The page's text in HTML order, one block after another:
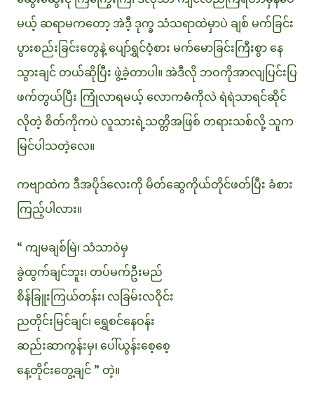
မယ့် ဆရာမကတော့ အဲဒီ့ ဒုက္ခ သံသရာထဲမှာပဲ ချစ် မက်ခြင်း
ပွားစည်းခြင်းတွေနဲ့ ပျော်ရွှင်ဝံ့စား မက်မောခြင်းကြီးစွာ နေ
သွားချင် တယ်ဆိုပြီး ဖွဲ့ခဲ့တာပါ။ အဲဒီလို ဘဝကိုအာလျပြင်းပြ
ဖက်တွယ်ပြီး ကြုံလာရမယ့် လောကဓံကိုလဲ ရဲရဲသာရင်ဆိုင်
လိုတဲ့ စိတ်ကိုကပဲ လူသားရဲ့သတ္တိအဖြစ် တရားသစ်လို့ သူက
မြင်ပါသတဲ့လေ။
ကဗျာထဲက ဒီအပိုဒ်လေးကို မိတ်ဆွေကိုယ်တိုင်ဖတ်ပြီး ခံစား
ကြည့်ပါလား။
“ ကျမချစ်မြဲ၊ သံသာဝဲမှ
ခွဲထွက်ချင်ဘူး၊ တပ်မက်ဦးမည်
စိန်ခြူးကြယ်တန်း၊ လခြမ်းလဝိုင်း
ညတိုင်းမြင်ချင်၊ ရွှေစင်နေဝန်း
ဆည်းဆာကွန်းမှ၊ ပေါ်ယွန်းစေ့စေ့
နေ့တိုင်းတွေ့ချင် ” တဲ့။